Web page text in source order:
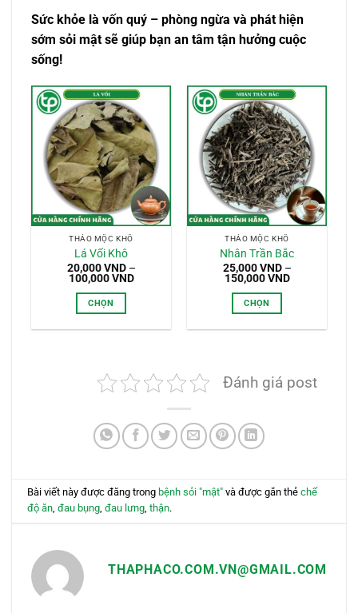
Sức khỏe là vốn quý – phòng ngừa và phát hiện
sớm sỏi mật sẽ giúp bạn an tâm tận hưởng cuộc
sống!
THẢO MỘC KHÔ
Lá Vối Khô
20,000VND –
100,000VNDKhoảng
100,000 VND
CHỌN
có
nhiều
thể.
Các
có
thể
trang
THẢO MỘC KHÔ
Nhân Trần Bắc
25,000VND –
150,000VNDKhoảng
150,000 VND
CHỌN
nhiều
thể.
Các
có
trang
Đánh giá post
Bài viết này được đăng trong bệnh sỏi "mật" và được gắn thẻchế
độ ăn,đau bụng,đau lưng,thận.
THAPHACO.COM.VN@GMAIL.COM